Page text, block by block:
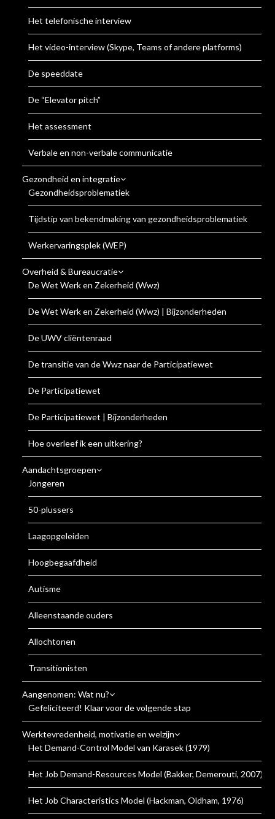
Het telefonische interview
Het video-interview (Skype, Teams of andere platforms)
De speeddate
De “Elevator pitch”
Het assessment
Verbale en non-verbale communicatie
Gezondheid en integratie
Gezondheidsproblematiek
Tijdstip van bekendmaking van gezondheidsproblematiek
Werkervaringsplek (WEP)
Overheid & Bureaucratie
De Wet Werk en Zekerheid (Wwz)
De Wet Werk en Zekerheid (Wwz) | Bijzonderheden
De UWV cliëntenraad
De transitie van de Wwz naar de Participatiewet
De Participatiewet
De Participatiewet | Bijzonderheden
Hoe overleef ik een uitkering?
Aandachtsgroepen
Jongeren
50-plussers
Laagopgeleiden
Hoogbegaafdheid
Autisme
Alleenstaande ouders
Allochtonen
Transitionisten
Aangenomen: Wat nu?
Gefeliciteerd! Klaar voor de volgende stap
Werktevredenheid, motivatie en welzijn
Het Demand-Control Model van Karasek (1979)
Het Job Demand-Resources Model (Bakker, Demerouti, 2007)
Het Job Characteristics Model (Hackman, Oldham, 1976)